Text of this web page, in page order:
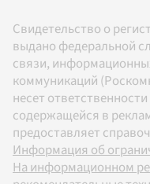
Свидетельство о
выдано федеральной
связи,
коммуникаций
несет
содержащейся в
предоставляет
Информация об
На информационном